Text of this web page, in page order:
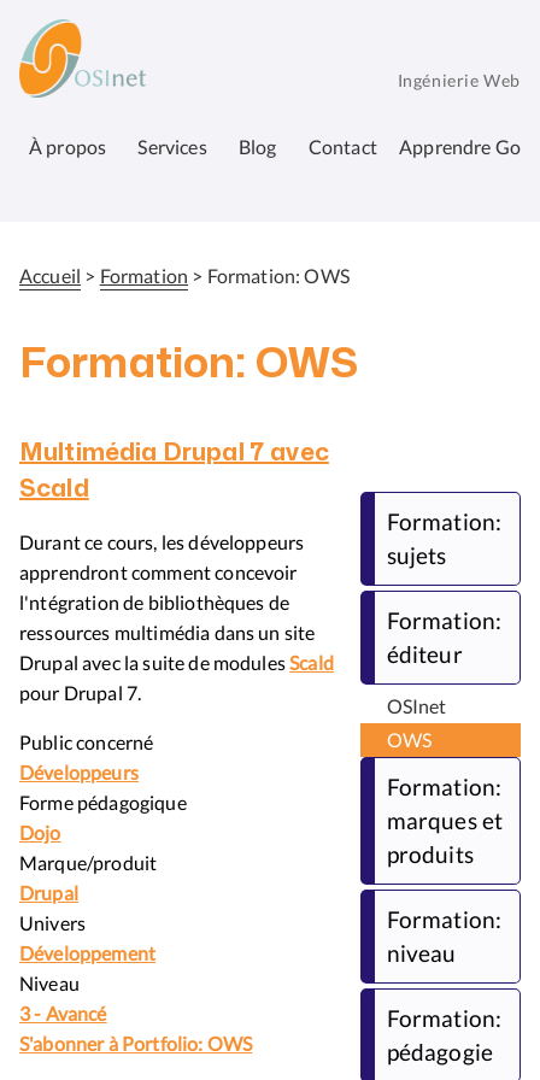
contenu
principal
Ingénierie Web
À propos Services Blog Contact Apprendre Go
Fil
Accueil Formation Formation: OWS
Formation: OWS
Multimédia Drupal 7 avec
Scald
Durant ce cours, les développeurs
apprendront comment concevoir
l'ntégration de bibliothèques de
ressources multimédia dans un site
Drupal avec la suite de modulesScald
pour Drupal 7.
Public concerné
Développeurs
Forme pédagogique
Dojo
Marque/produit
Drupal
Univers
Développement
Niveau
3 - Avancé
S'abonner à Portfolio: OWS
Formation:
sujets
Formation:
éditeur
OSInet
OWS
Formation:
marques et
produits
Formation:
niveau
Formation:
pédagogie